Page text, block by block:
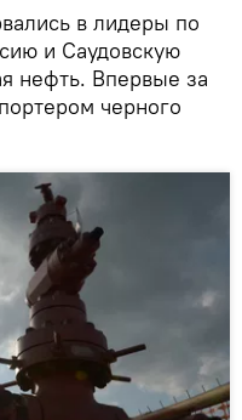
в лидеры по
и Саудовскую
нефть. Впервые за
черного